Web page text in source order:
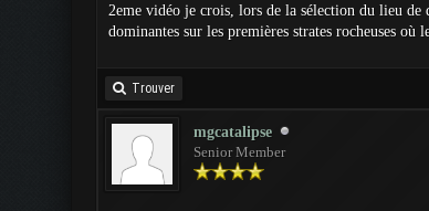
2eme vidéo je crois, lors de la sélection du lieu de
dominantes sur les premières strates rocheuses
Trouver
mgcatalipse
Senior Member